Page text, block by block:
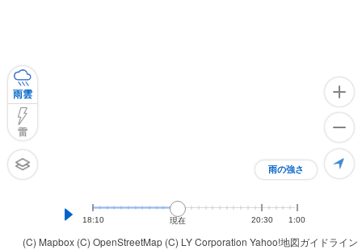
(C) Mapbox (C) OpenStreetMap (C) LY Corporation Yahoo!地図ガイドライン
雨の強さ
雨雲
雷
18:10 現在 20:30 1:00